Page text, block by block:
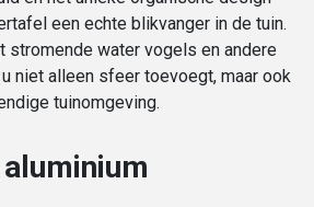
een echte blikvanger in de tuin.
stromende water vogels en andere
niet alleen sfeer toevoegt, maar ook
tuinomgeving.